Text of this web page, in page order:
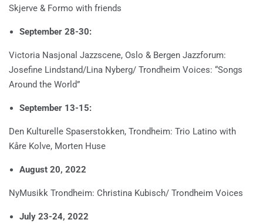
Skjerve & Formo with friends
September 28-30:
Victoria Nasjonal Jazzscene, Oslo & Bergen Jazzforum:
Josefine Lindstand/Lina Nyberg/ Trondheim Voices: “Songs
Around the World”
September 13-15:
Den Kulturelle Spaserstokken, Trondheim: Trio Latino with
Kåre Kolve, Morten Huse
August 20, 2022
NyMusikk Trondheim: Christina Kubisch/ Trondheim Voices
July 23-24, 2022